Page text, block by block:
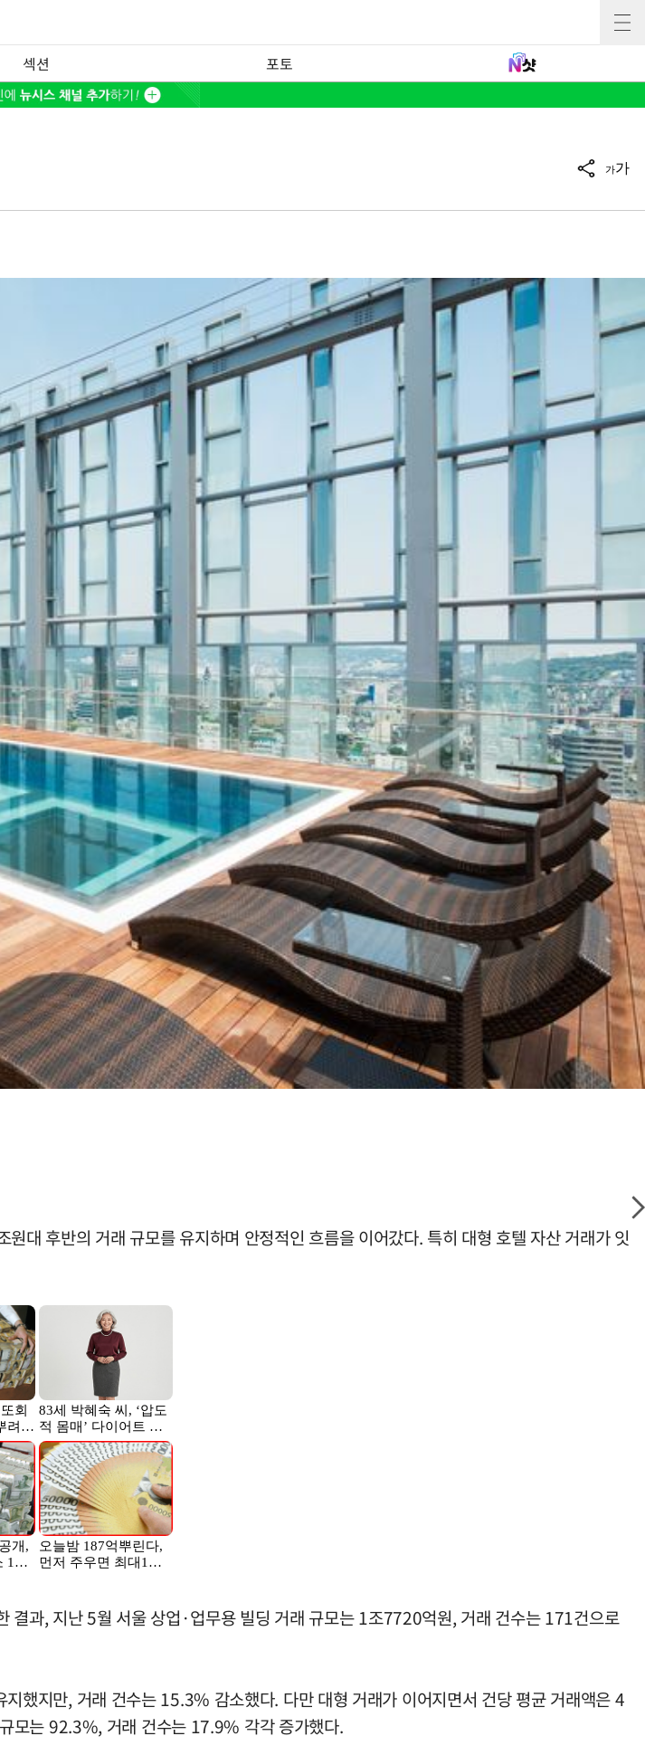
섹션 포토
가가
대 후반의 거래 규모를 유지하며 안정적인 흐름을 이어갔다. 특히 대형 호텔 자산 거래가 잇
결과, 지난 5월 서울 상업·업무용 빌딩 거래 규모는 1조7720억원, 거래 건수는 171건으로
지만, 거래 건수는 15.3% 감소했다. 다만 대형 거래가 이어지면서 건당 평균 거래액은 4
모는 92.3%, 거래 건수는 17.9% 각각 증가했다.